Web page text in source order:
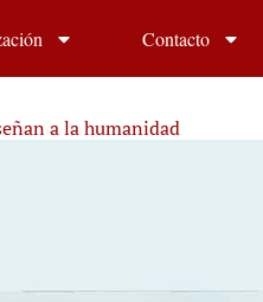
Contacto
a la humanidad